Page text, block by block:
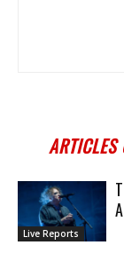
ARTICLES
Live Reports